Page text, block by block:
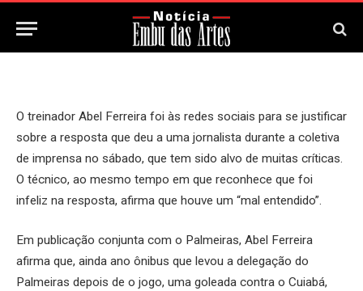
26 de Agosto, 2024
O treinador Abel Ferreira foi às redes sociais para se justificar
sobre a resposta que deu a uma jornalista durante a coletiva
de imprensa no sábado, que tem sido alvo de muitas críticas.
O técnico, ao mesmo tempo em que reconhece que foi
infeliz na resposta, afirma que houve um “mal entendido”.
Em publicação conjunta com o Palmeiras, Abel Ferreira
afirma que, ainda ano ônibus que levou a delegação do
Palmeiras depois de o jogo, uma goleada contra o Cuiabá,